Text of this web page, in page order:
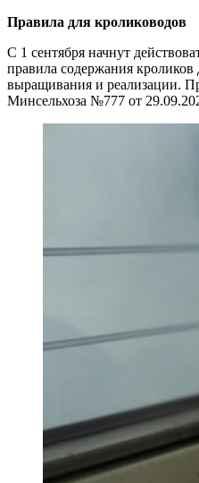
Правила для кролиководов
С 1 сентября начнут
правила содержания кроликов
выращивания и реализации.
Минсельхоза №777 от